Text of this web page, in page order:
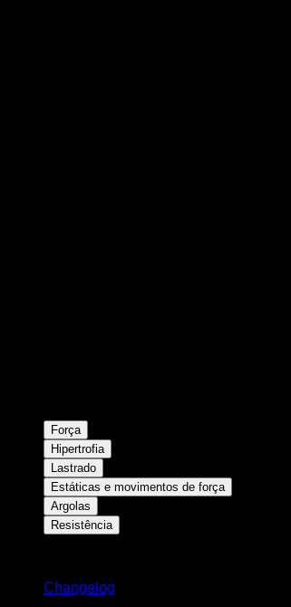
Força
Hipertrofia
Lastrado
Estáticas e movimentos de força
Argolas
Resistência
Changelog